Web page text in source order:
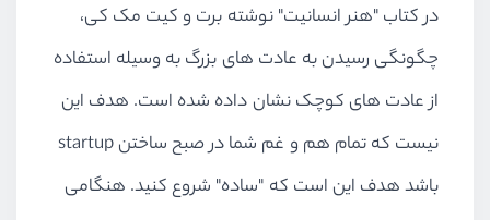
در کتاب "هنر انسانیت" نوشته برت و کیت مک کی،
چگونگی رسیدن به عادت های بزرگ به وسیله استفاده
از عادت های کوچک نشان داده شده است. هدف این
نیست که تمام هم و غم شما در صبح ساختن startup
باشد هدف این است که "ساده" شروع کنید. هنگامی